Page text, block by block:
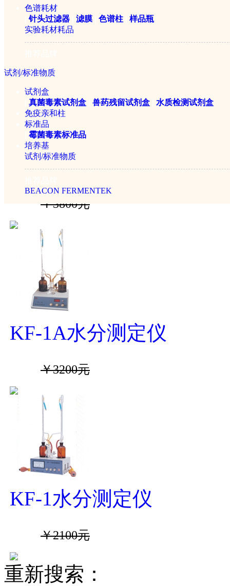
色谱耗材
|针头过滤器 滤膜 色谱柱
样品瓶
实验耗材耗品
试剂/标准物质
试剂盒
真菌毒素试剂盒 兽药残留试剂盒
水质检测试剂盒
免疫亲和柱
标准品
霉菌毒素标准品
培养基
试剂/标准物质
BEACON FERMENTEK
￥10800元
ZSD-1型自动水分滴定仪
￥3800元
KF-1A水分测定仪
￥3200元
KF-1水分测定仪
￥2100元
重新搜索：